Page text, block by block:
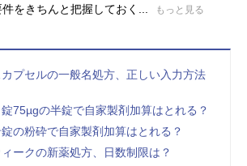
をきちんと把握しておく...
もっと見る
プセルの一般名処方、正しい入力方法
75µgの半錠で自家製剤加算はとれる？
の粉砕で自家製剤加算はとれる？
ークの新薬処方、日数制限は？